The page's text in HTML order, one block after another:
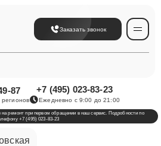
Заказать звонок
87 +7 (495) 023-83-23
Ежедневно с 9:00 до 21:00
ремонт при первом обращении в наш сервис. Подробности по
+7 (495) 023-83-23